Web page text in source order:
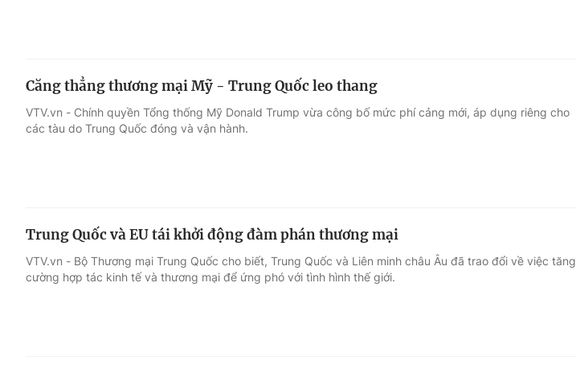
Căng thẳng thương mại Mỹ - Trung Quốc leo thang
VTV.vn - Chính quyền Tổng thống Mỹ Donald Trump vừa công bố mức phí cảng mới, áp dụng riêng cho
các tàu do Trung Quốc đóng và vận hành.
Trung Quốc và EU tái khởi động đàm phán thương mại
VTV.vn - Bộ Thương mại Trung Quốc cho biết, Trung Quốc và Liên minh châu Âu đã trao đổi về việc tăng
cường hợp tác kinh tế và thương mại để ứng phó với tình hình thế giới.